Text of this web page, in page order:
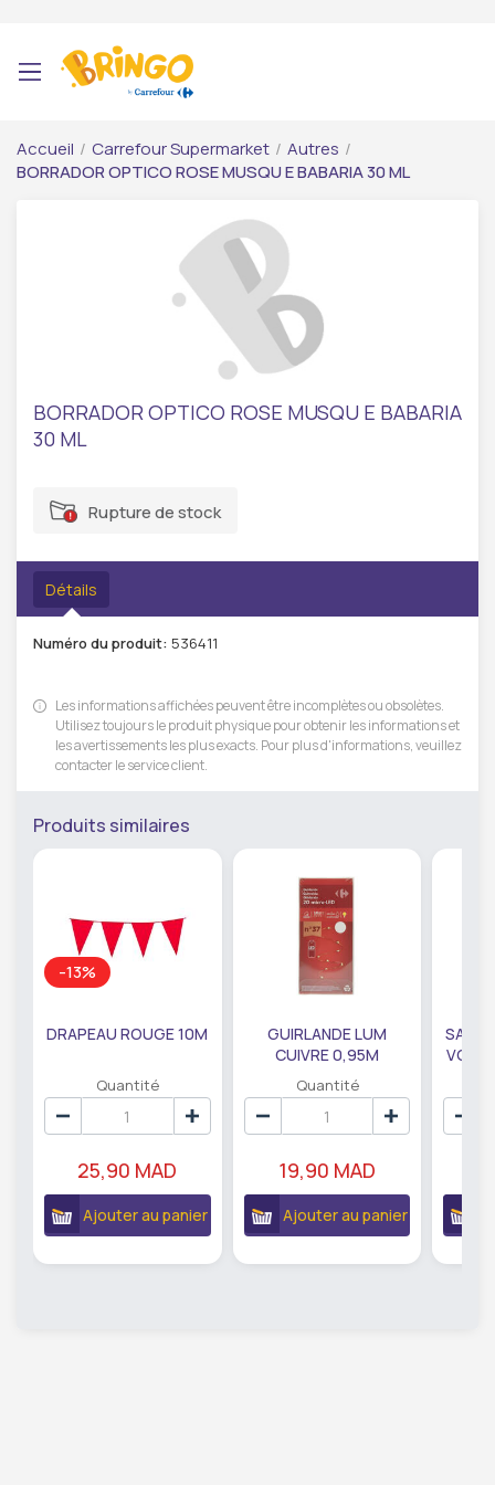
Accueil / Carrefour Supermarket / Autres /
BORRADOR OPTICO ROSE MUSQU E BABARIA 30 ML
BORRADOR OPTICO ROSE MUSQU E BABARIA
30 ML
Rupture de stock
Détails
Numéro du produit: 536411
Les informations affichées peuvent être incomplètes ou obsolètes.
Utilisez toujours le produit physique pour obtenir les informations et
les avertissements les plus exacts. Pour plus d'informations, veuillez
contacter le service client.
Produits similaires
-13%
DRAPEAU ROUGE 10M
Quantité
25,90 MAD
Ajouter au panier
GUIRLANDE LUM
CUIVRE 0,95M
DE79207
Quantité
19,90 MAD
Ajouter au panier